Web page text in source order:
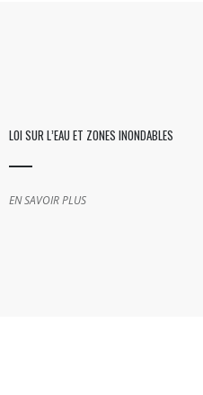
LOI SUR L’EAU ET ZONES INONDABLES
EN SAVOIR PLUS